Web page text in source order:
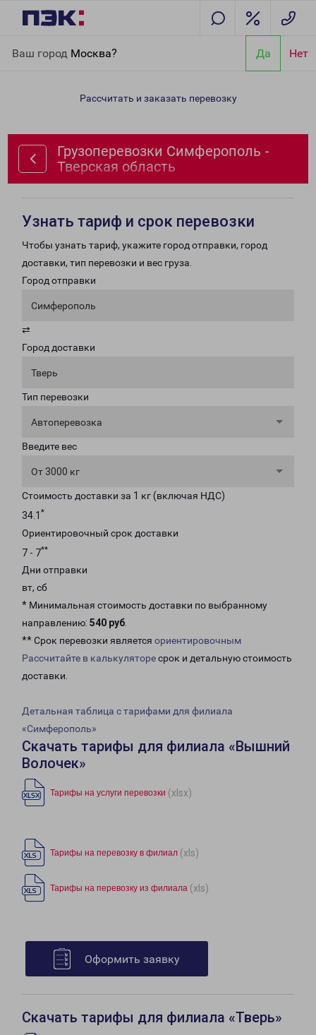
Ваш город Москва? Да Нет
Тверская область
Рассчитать и заказать перевозку
Грузоперевозки Симферополь -
Тверская область
Узнать тариф и срок перевозки
Чтобы узнать тариф, укажите город отправки, город
доставки, тип перевозки и вес груза.
Город отправки
Симферополь
⇄
Город доставки
Тверь
Тип перевозки
Автоперевозка
Введите вес
От 3000 кг
Стоимость доставки за 1 кг (включая НДС)
34.1 *
Ориентировочный срок доставки
7 - 7**
Дни отправки
вт, сб
* Минимальная стоимость доставки по выбранному
направлению: 540 руб.
** Срок перевозки является ориентировочным
Рассчитайте в калькуляторесрок и детальную стоимость
доставки.
Детальная таблица с тарифами для филиала
«Симферополь»
Скачать тарифы для филиала «Вышний
Волочек»
Тарифы на услуги перевозки (xlsx)
Тарифы на перевозку в филиал (xls)
Тарифы на перевозку из филиала (xls)
Оформить заявку
Скачать тарифы для филиала «Тверь»